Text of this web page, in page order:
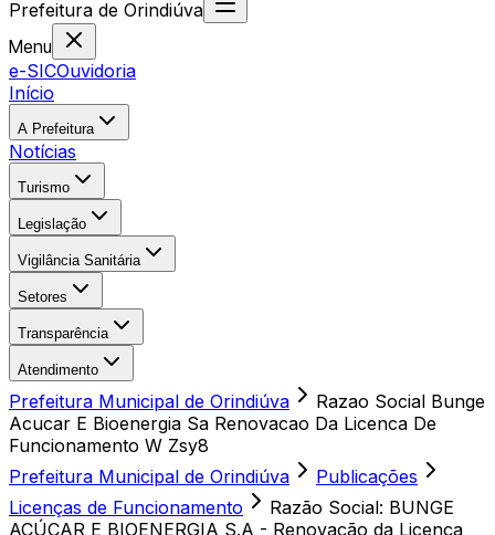
Prefeitura de Orindiúva
Menu
e-SICOuvidoria
Início
A Prefeitura
Notícias
Turismo
Legislação
Vigilância Sanitária
Setores
Transparência
Atendimento
Prefeitura Municipal de Orindiúva
Razao Social Bunge
Acucar E Bioenergia Sa Renovacao Da Licenca De
Funcionamento W Zsy8
Prefeitura Municipal de Orindiúva
Publicações
Licenças de Funcionamento
Razão Social: BUNGE
AÇÚCAR E BIOENERGIA S.A - Renovação da Licença